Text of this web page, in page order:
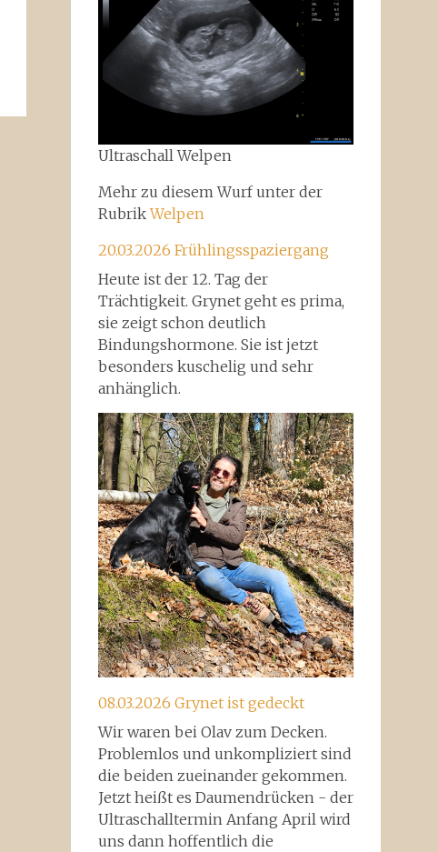
Ultraschall Welpen
Mehr zu diesem Wurf unter der
RubrikWelpen
20.03.2026 Frühlingsspaziergang
Heute ist der 12. Tag der
Trächtigkeit. Grynet geht es prima,
sie zeigt schon deutlich
Bindungshormone. Sie ist jetzt
besonders kuschelig und sehr
anhänglich.
08.03.2026 Grynet ist gedeckt
Wir waren bei Olav zum Decken.
Problemlos und unkompliziert sind
die beiden zueinander gekommen.
Jetzt heißt es Daumendrücken - der
Ultraschalltermin Anfang April wird
uns dann hoffentlich die